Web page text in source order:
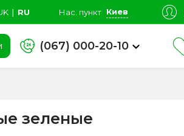
∣ RU Нас. пункт Киев
(067) 000-20-10
зеленые